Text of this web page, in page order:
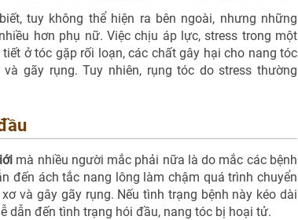
tuy không thể hiện ra bên ngoài, nhưng những
hơn phụ nữ. Việc chịu áp lực, stress trong một
ở tóc gặp rối loạn, các chất gây hại cho nang tóc
gãy rụng. Tuy nhiên, rụng tóc do stress thường
mà nhiều người mắc phải nữa là do mắc các bệnh
đến ách tắc nang lông làm chậm quá trình chuyển
và gây gãy rụng. Nếu tình trạng bệnh này kéo dài
dẫn đến tình trạng hói đầu, nang tóc bị hoại tử.